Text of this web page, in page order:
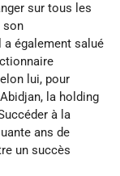
sur tous les
son
également salué
lui, pour
la holding
à la
ans de
un succès